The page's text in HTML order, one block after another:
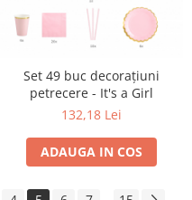
Set 49 buc decorațiuni
petrecere - It's a Girl
132,18 Lei
ADAUGA IN COS